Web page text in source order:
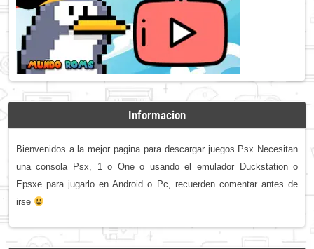
Informacion
Bienvenidos a la mejor pagina para descargar juegos Psx Necesitan
una consola Psx, 1 o One o usando el emulador Duckstation o
Epsxe para jugarlo en Android o Pc, recuerden comentar antes de
irse